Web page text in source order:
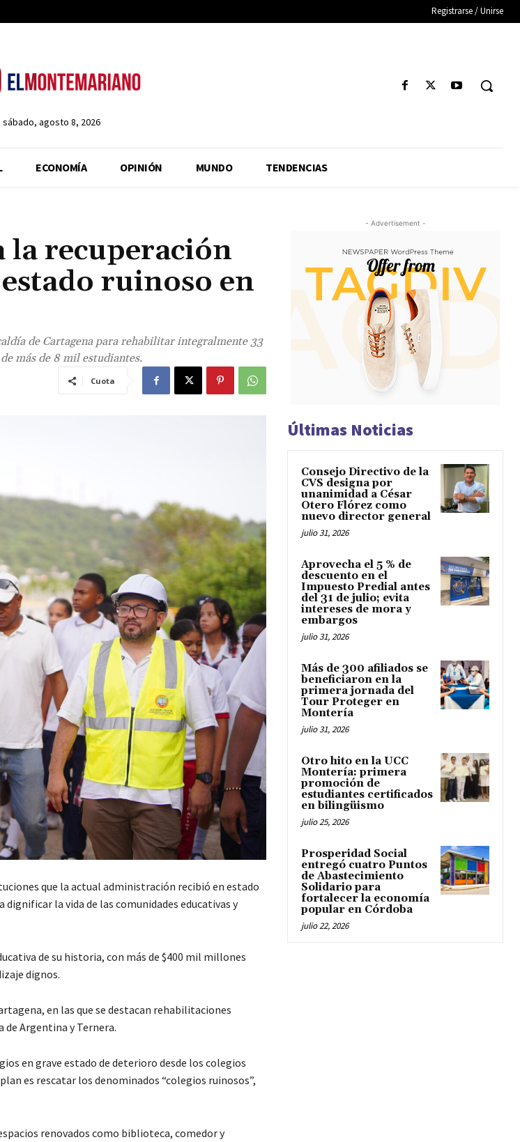
Registrarse / Unirse
sábado, agosto 8, 2026
ECONOMÍA OPINIÓN MUNDO TENDENCIAS
la recuperación
ruinoso en
de Cartagena para rehabilitar integralmente 33
más de 8 mil estudiantes.
Cuota
que la actual administración recibió en estado
la vida de las comunidades educativas y
de su historia, con más de $400 mil millones
dignos.
en las que se destacan rehabilitaciones
de Argentina y Ternera.
en grave estado de deterioro desde los colegios
es rescatar los denominados “colegios ruinosos”,
renovados como biblioteca, comedor y
- Advertisement -
Últimas Noticias
Consejo Directivo de la
CVS designa por
unanimidad a César
Otero Flórez como
nuevo director general
julio 31, 2026
Aprovecha el 5 % de
descuento en el
Impuesto Predial antes
del 31 de julio; evita
intereses de mora y
embargos
julio 31, 2026
Más de 300 afiliados se
beneficiaron en la
primera jornada del
Tour Proteger en
Montería
julio 31, 2026
Otro hito en la UCC
Montería: primera
promoción de
estudiantes certificados
en bilingüismo
julio 25, 2026
Prosperidad Social
entregó cuatro Puntos
de Abastecimiento
Solidario para
fortalecer la economía
popular en Córdoba
julio 22, 2026